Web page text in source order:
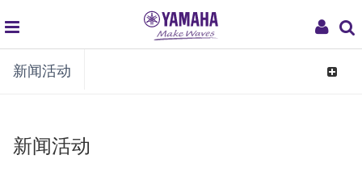
My
global
navigation
新闻活动
Toggle
新闻活动